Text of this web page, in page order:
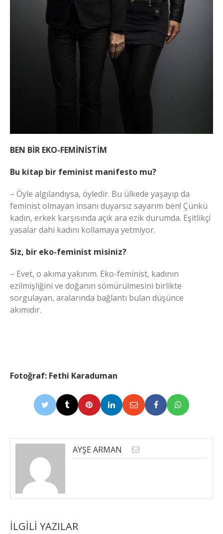
BEN BİR EKO-FEMİNİSTİM
Bu kitap bir feminist manifesto mu?
– Öyle algılandıysa, öyledir. Bu ülkede yaşayıp da
feminist olmayan insanı duyarsız sayarım ben! Çünkü
kadın, erkek karşısında açık ara ezik durumda. Eşitlikçi
yasalar dahi kadını kollamaya yetmiyor.
Siz, bir eko-feminist misiniz?
– Evet, o akıma yakınım. Eko-feminist, kadının
ezilmişliğini ve doğanın sömürülmesini birlikte
sorgulayan, aralarında bağlantı bulan düşünce
akımıdır.
Fotoğraf: Fethi Karaduman
AYŞE ARMAN
İLGILI YAZILAR